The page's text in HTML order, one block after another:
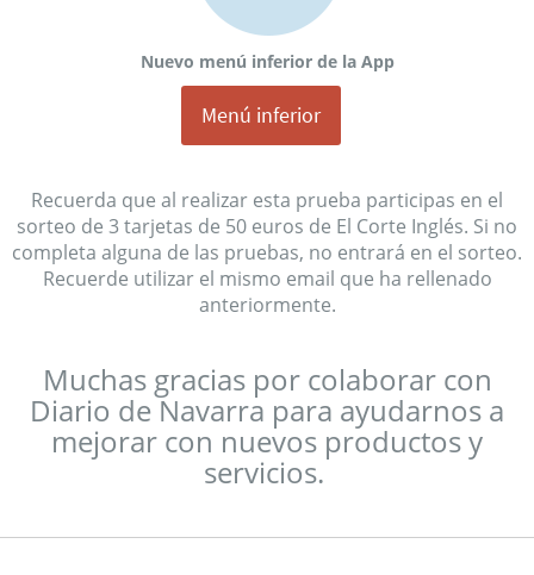
Nuevo menú inferior de la App
Menú inferior
Recuerda que al realizar esta prueba participas en el
sorteo de 3 tarjetas de 50 euros de El Corte Inglés. Si no
completa alguna de las pruebas, no entrará en el sorteo.
Recuerde utilizar el mismo email que ha rellenado
anteriormente.
Muchas gracias por colaborar con
Diario de Navarra para ayudarnos a
mejorar con nuevos productos y
servicios.